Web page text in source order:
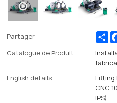
Partager
Catalogue de Produit
English details
Fitting
CNC
IPS)